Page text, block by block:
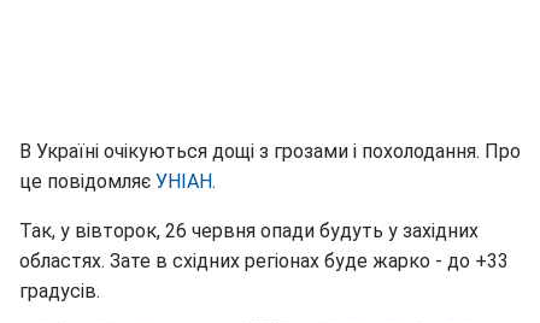
В Україні очікуються дощі з грозами і похолодання. Про
це повідомляє УНІАН.
Так, у вівторок, 26 червня опади будуть у західних
областях. Зате в східних регіонах буде жарко - до +33
градусів.